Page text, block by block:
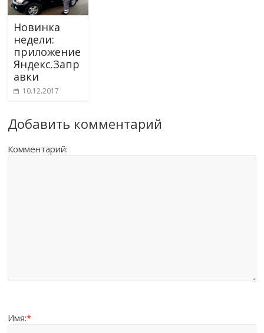
Новинка
недели:
приложение
Яндекс.Запр
авки
10.12.2017
Добавить комментарий
Комментарий:
Имя:*